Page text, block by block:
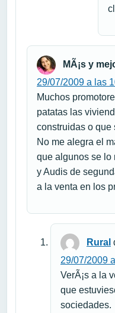
MÃ¡s y
29/07/2009 a las
Muchos
patatas las
construidas o que
No me alegra el
que algunos se lo
y Audis de
a la venta en los
Rural
29/07/2009
VerÃ¡s a la
que
sociedades.